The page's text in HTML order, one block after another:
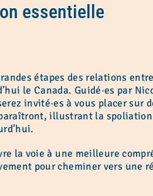
essentielle
étapes des relations
le Canada. Guidé·es par
invité·es à vous placer sur
illustrant la
la voie à une meilleure
pour cheminer vers une